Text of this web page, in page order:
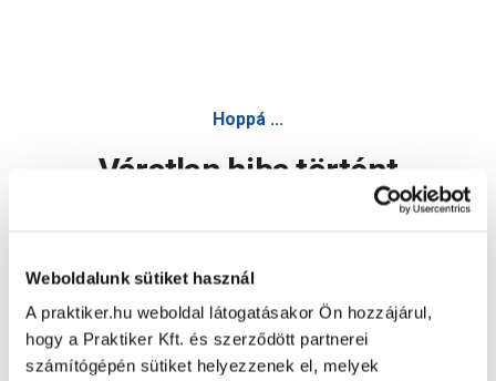
Weboldalunk sütiket használ
A praktiker.hu weboldal látogatásakor Ön hozzájárul,
hogy a Praktiker Kft. és szerződött partnerei
számítógépén sütiket helyezzenek el, melyek
Hoppá ...
Váratlan hiba történt
Oldal újratöltése